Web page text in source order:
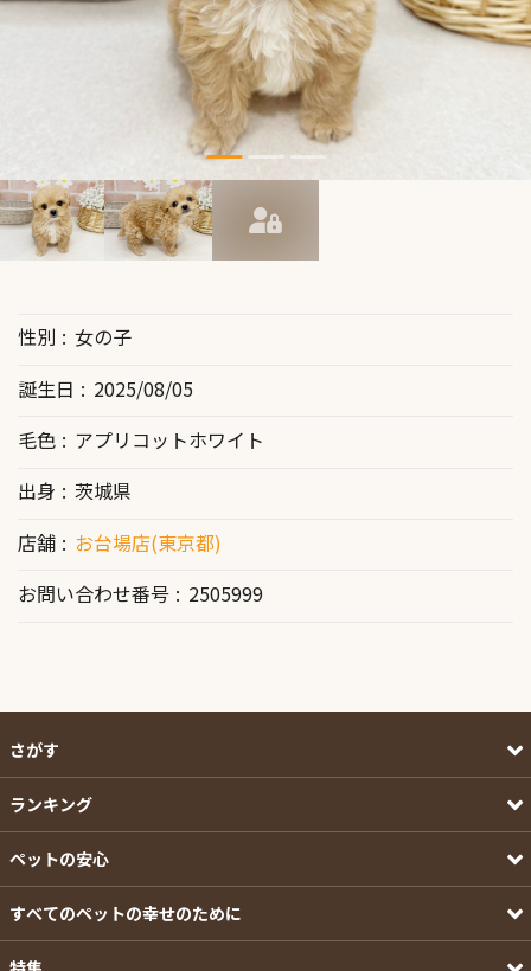
性別
女の子
誕生日
2025/08/05
毛色
アプリコットホワイト
出身
茨城県
店舗
お台場店(東京都)
お問い合わせ番号
2505999
さがす
ランキング
ペットの安心
すべてのペットの幸せのために